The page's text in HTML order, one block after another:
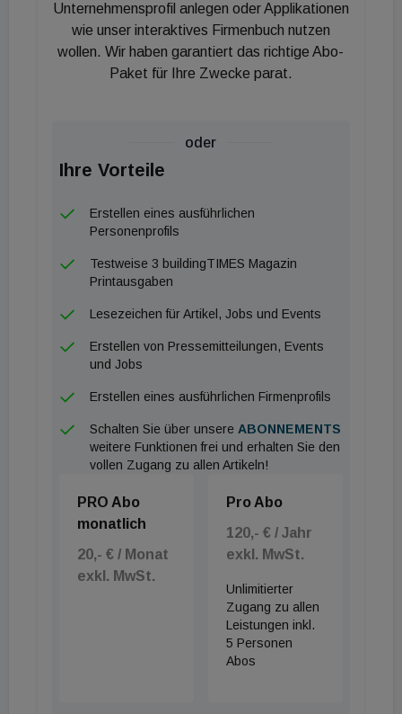
Interessant ist die Frage, warum der mangelnde
Brandschutz bislang unentdeckt blieb
beziehungsweise keine Konsequenzen nach sich
Unternehmensprofil anlegen oder Applikationen
wie unser interaktives Firmenbuch nutzen
wollen. Wir haben garantiert das richtige Abo-
Paket für Ihre Zwecke parat.
oder
Ihre Vorteile
Erstellen eines ausführlichen
Personenprofils
Testweise 3 buildingTIMES Magazin
Printausgaben
Lesezeichen für Artikel, Jobs und Events
Erstellen von Pressemitteilungen, Events
und Jobs
Erstellen eines ausführlichen Firmenprofils
Schalten Sie über unsere ABONNEMENTS
weitere Funktionen frei und erhalten Sie den
vollen Zugang zu allen Artikeln!
PRO Abo
monatlich
20,- € / Monat
exkl. MwSt.
Pro Abo
120,- € / Jahr
exkl. MwSt.
Unlimitierter
Zugang zu allen
Leistungen inkl.
5 Personen
Abos